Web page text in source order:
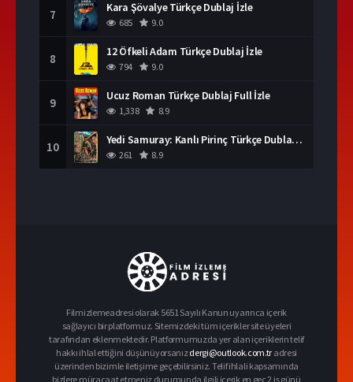
7 Kara Şövalye Türkçe Dublaj İzle
685 9.0
8 12 Öfkeli Adam Türkçe Dublaj İzle
794 9.0
9 Ucuz Roman Türkçe Dublaj Full İzle
1,338 8.9
10 Yedi Samuray: Kanlı Pirinç Türkçe Dublaj İzle
261 8.9
Filmizlemeadresi olarak 5651 Sayılı Kanun uyarınca içerik
sağlayıcı bir platformuz. Sitemizdeki tüm içerikler site üyeleri
tarafından eklenmektedir. Platformumuzda yer alan içeriklerin telif
hakkı ihlal ettiğini düşünüyorsanızdergi@outlook.com.tr adresi
üzerinden bizimle iletişime geçebilirsiniz. Telif ihlali kapsamında
bizlere müracaat etmeniz durumunda ilgili içerik en geç 2 iş günü